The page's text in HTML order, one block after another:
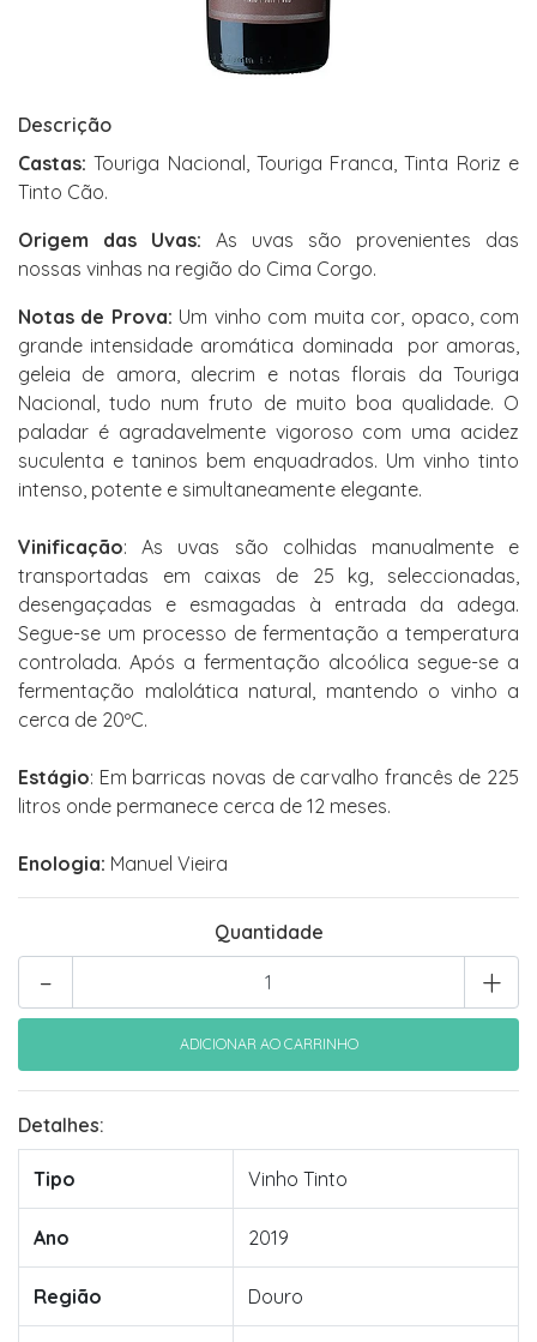
Descrição
Castas:Touriga Nacional, Touriga Franca, Tinta Roriz e
Tinto Cão.
Origem das Uvas: As uvas são provenientes das
nossas vinhas na região do Cima Corgo.
Notas de Prova: Um vinho com muita cor, opaco, com
grande intensidade aromática dominada por amoras,
geleia de amora, alecrim e notas florais da Touriga
Nacional, tudo num fruto de muito boa qualidade. O
paladar é agradavelmente vigoroso com uma acidez
suculenta e taninos bem enquadrados. Um vinho tinto
intenso, potente e simultaneamente elegante.
Vinificação: As uvas são colhidas manualmente e
transportadas em caixas de 25 kg, seleccionadas,
desengaçadas e esmagadas à entrada da adega.
Segue-se um processo de fermentação a temperatura
controlada. Após a fermentação alcoólica segue-se a
fermentação malolática natural, mantendo o vinho a
cerca de 20ºC.
Estágio: Em barricas novas de carvalho francês de 225
litros onde permanece cerca de 12 meses.
Enologia: Manuel Vieira
Quantidade
+
-
Detalhes:
Tipo Vinho Tinto
Ano 2019
Região Douro